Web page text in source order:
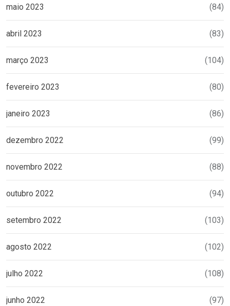
maio 2023 (84)
abril 2023 (83)
março 2023 (104)
fevereiro 2023 (80)
janeiro 2023 (86)
dezembro 2022 (99)
novembro 2022 (88)
outubro 2022 (94)
setembro 2022 (103)
agosto 2022 (102)
julho 2022 (108)
junho 2022 (97)